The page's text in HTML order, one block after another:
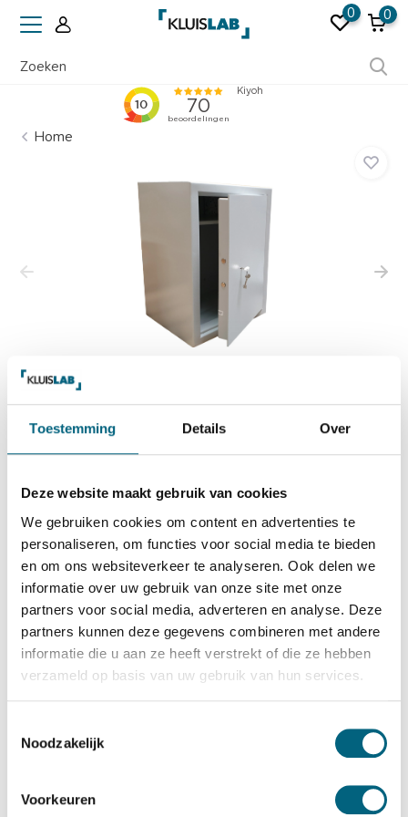
Toestemming Details Over
Deze website maakt gebruik van cookies
We gebruiken cookies om content en advertenties te
personaliseren, om functies voor social media te bieden
en om ons websiteverkeer te analyseren. Ook delen we
informatie over uw gebruik van onze site met onze
partners voor social media, adverteren en analyse. Deze
partners kunnen deze gegevens combineren met andere
informatie die u aan ze heeft verstrekt of die ze hebben
verzameld op basis van uw gebruik van hun services.
Noodzakelijk
Voorkeuren
0 0
Home
Qualis
Qualis S2 size 4
756,-
Op voorraad
Bekijk de reviews
Kwalitatief hoogstaande officieel ECB-S gecertificeerde
inbraakwerende kluis in de klasse S2 / grade S2 / CEN S2
conform EN 14450. Standaard uitgevoerd met een
dubbelbaard sleutelslot, optioneel te vervangen voor een
Betrouwbaar & veilig betalen